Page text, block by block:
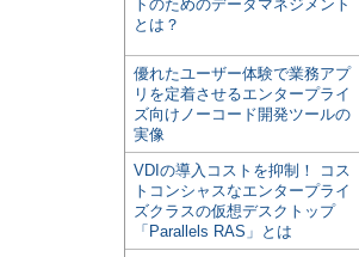
トのためのデータマネジメント
とは？
優れたユーザー体験で業務アプ
リを定着させるエンタープライ
ズ向けノーコード開発ツールの
実像
VDIの導入コストを抑制！ コス
トコンシャスなエンタープライ
ズクラスの仮想デスクトップ
「Parallels RAS」とは